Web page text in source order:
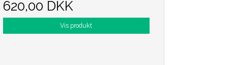
620,00 DKK
Vis produkt